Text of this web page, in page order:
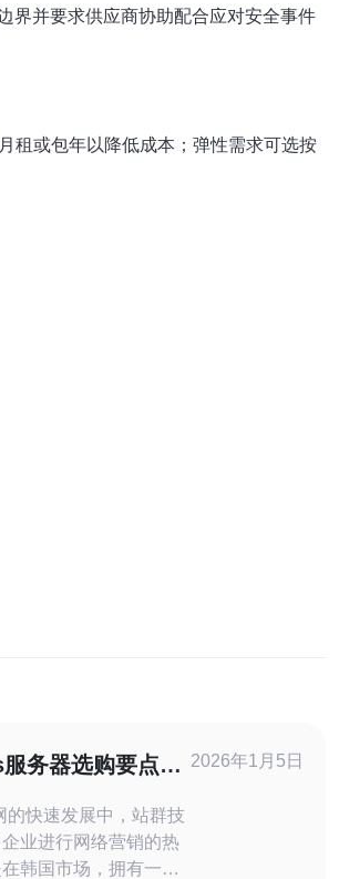
界并要求供应商协助配合应对安全事件
租或包年以降低成本；弹性需求可选按
务器选购要点与
业进行网络营销的热
韩国市场，拥有一台
2026年1月5日